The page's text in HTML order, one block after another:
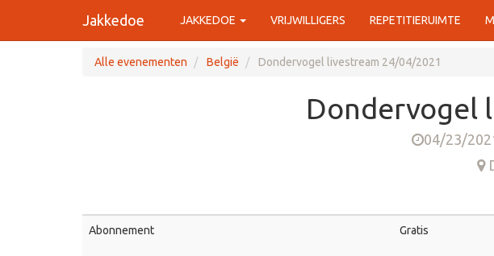
Jakkedoe JAKKEDOE VRIJWILLIGERS REPETITIERUIMTE
Alle evenementen België Dondervogel livestream 24/04/2021
Dondervogel
04/23/
Abonnement Gratis